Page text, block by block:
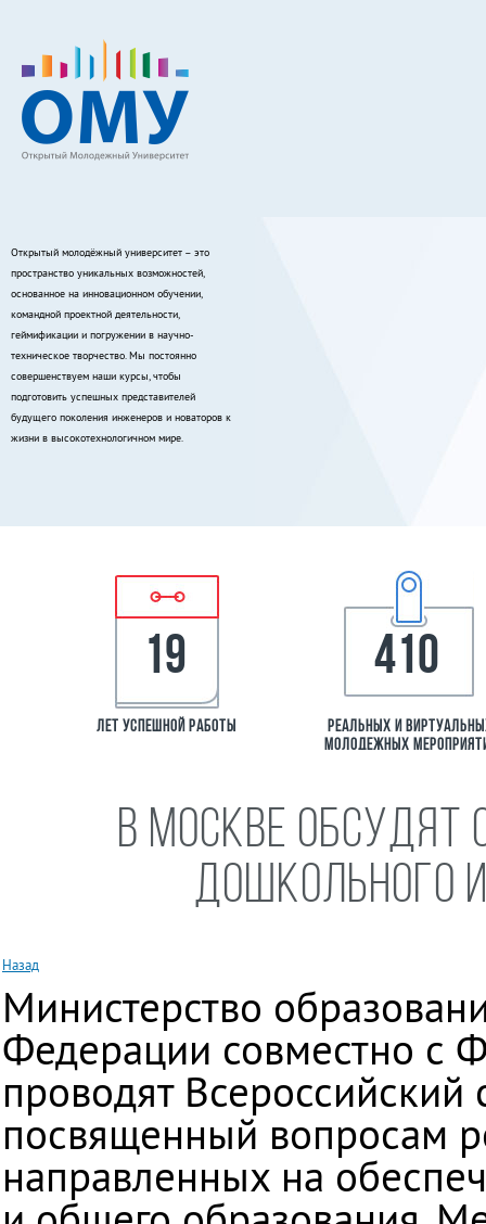
Открытый молодёжный университет – это
пространство уникальных возможностей,
основанное на инновационном обучении,
командной проектной деятельности,
геймификации и погружении в научно-
техническое творчество. Мы постоянно
совершенствуем наши курсы, чтобы
подготовить успешных представителей
будущего поколения инженеров и новаторов к
жизни в высокотехнологичном мире.
19
лет успешной работы
410
Реальных и
молодежных
В Москве обсудят
дошкольного
Назад
Министерство
Федерации совместно
проводят
посвященный вопросам
направленных на